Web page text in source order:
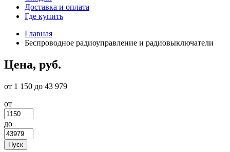
Доставка и оплата
Где купить
Главная
Беспроводное радиоуправление и радиовыключатели
Цена, руб.
от 1 150 до 43 979
от
до